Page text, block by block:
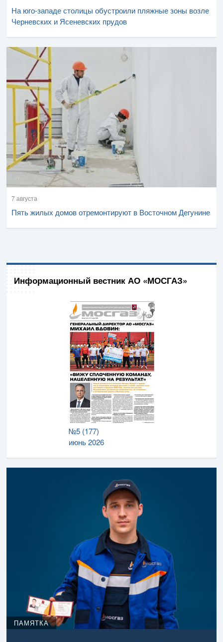
На юго-западе столицы обустроили пляжные зоны возле
Черневских и Ясеневских прудов
7 августа
Пять жилых домов отремонтируют в Восточном Дегунине
Информационный вестник АО «МОСГАЗ»
№5 (177)
июнь 2026
ПАМЯТКА